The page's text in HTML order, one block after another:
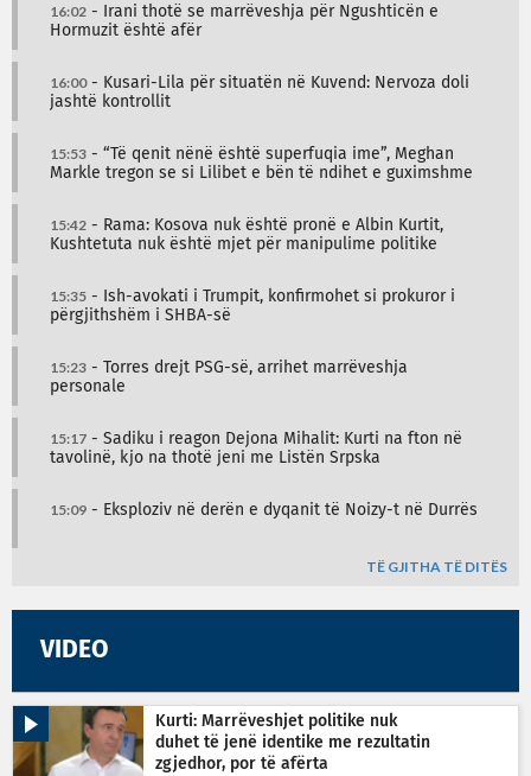
16:02 - Irani thotë se marrëveshja për Ngushticën e
Hormuzit është afër
16:00- Kusari-Lila për situatën në Kuvend: Nervoza doli
jashtë kontrollit
15:53 - “Të qenit nënë është superfuqia ime”, Meghan
Markle tregon se si Lilibet e bën të ndihet e guximshme
15:42 - Rama: Kosova nuk është pronë e Albin Kurtit,
Kushtetuta nuk është mjet për manipulime politike
15:35 - Ish-avokati i Trumpit, konfirmohet si prokuror i
përgjithshëm i SHBA-së
15:23 - Torres drejt PSG-së, arrihet marrëveshja
personale
15:17 - Sadiku i reagon Dejona Mihalit: Kurti na fton në
tavolinë, kjo na thotë jeni me Listën Srpska
15:09 - Eksploziv në derën e dyqanit të Noizy-t në Durrës
TË GJITHA TË DITËS
VIDEO
Kurti: Marrëveshjet politike nuk
duhet të jenë identike me rezultatin
zgjedhor, por të afërta